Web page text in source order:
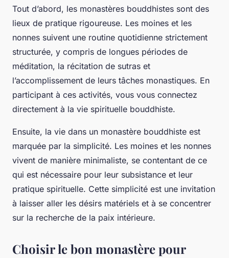
Tout d’abord, les monastères bouddhistes sont des
lieux de pratique rigoureuse. Les moines et les
nonnes suivent une routine quotidienne strictement
structurée, y compris de longues périodes de
méditation, la récitation de sutras et
l’accomplissement de leurs tâches monastiques. En
participant à ces activités, vous vous connectez
directement à la vie spirituelle bouddhiste.
Ensuite, la vie dans un monastère bouddhiste est
marquée par la simplicité. Les moines et les nonnes
vivent de manière minimaliste, se contentant de ce
qui est nécessaire pour leur subsistance et leur
pratique spirituelle. Cette simplicité est une invitation
à laisser aller les désirs matériels et à se concentrer
sur la recherche de la paix intérieure.
Choisir le bon monastère pour